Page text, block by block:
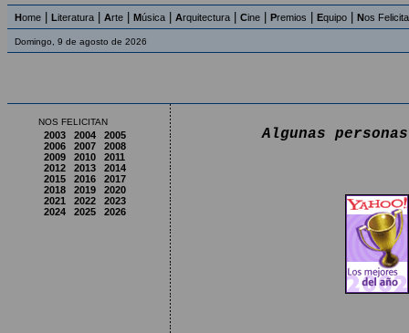
Home Literatura Arte Música Arquitectura Cine Premios Equipo Nos
Domingo, 9 de agosto de 2026
NOS FELICITAN
2003 2004
2005
2006
2007
2008
2009
2010
2011
2012
2013
2014
2015
2016
2017
2018
2019
2020
2021
2022
2023
2024
2025 2026
Algunas